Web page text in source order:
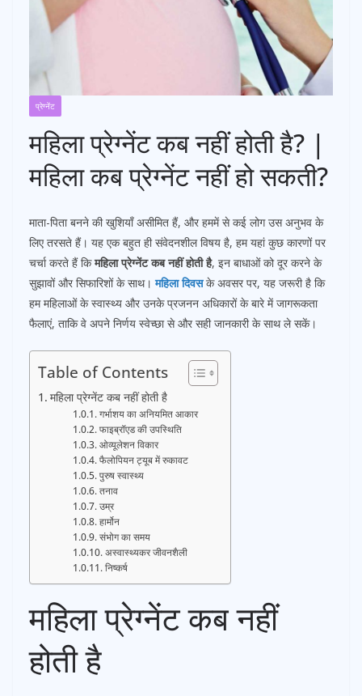
प्रेग्नेंट
महिला प्रेग्नेंट कब नहीं होती है? |
महिला कब प्रेग्नेंट नहीं हो सकती?
माता-पिता बनने की खुशियाँ असीमित हैं, और हममें से कई लोग उस अनुभव के
लिए तरसते हैं। यह एक बहुत ही संवेदनशील विषय है, हम यहां कुछ कारणों पर
चर्चा करते हैं किमहिला प्रेग्नेंट कब नहीं होती है, इन बाधाओं को दूर करने के
सुझावों और सिफारिशों के साथ।महिला दिवसके अवसर पर, यह जरूरी है कि
हम महिलाओं के स्वास्थ्य और उनके प्रजनन अधिकारों के बारे में जागरूकता
फैलाएं, ताकि वे अपने निर्णय स्वेच्छा से और सही जानकारी के साथ ले सकें।
Table of Contents
महिला प्रेग्नेंट कब नहीं होती है
गर्भाशय का अनियमित आकार
फाइब्रॉएड की उपस्थिति
ओव्यूलेशन विकार
फैलोपियन ट्यूब में रुकावट
पुरुष स्वास्थ्य
तनाव
उम्र
हार्मोन
संभोग का समय
अस्वास्थ्यकर जीवनशैली
निष्कर्ष
महिला प्रेग्नेंट कब नहीं
होती है